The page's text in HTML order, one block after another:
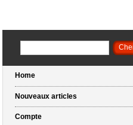
Home
Nouveaux articles
Compte